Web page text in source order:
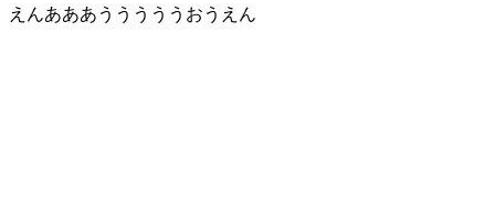
えんあああうううううおうえん